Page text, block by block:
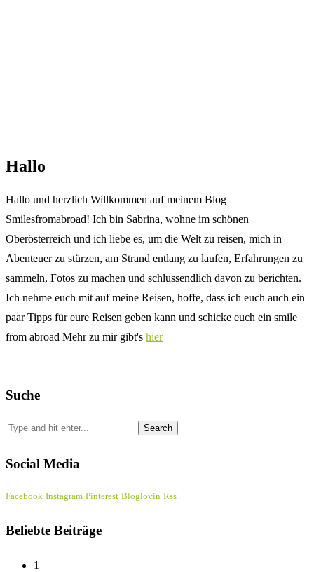
Hallo
Hallo und herzlich Willkommen auf meinem Blog
Smilesfromabroad! Ich bin Sabrina, wohne im schönen
Oberösterreich und ich liebe es, um die Welt zu reisen, mich in
Abenteuer zu stürzen, am Strand entlang zu laufen, Erfahrungen zu
sammeln, Fotos zu machen und schlussendlich davon zu berichten.
Ich nehme euch mit auf meine Reisen, hoffe, dass ich euch auch ein
paar Tipps für eure Reisen geben kann und schicke euch ein smile
from abroad Mehr zu mir gibt's hier
Suche
Social Media
Facebook Instagram Pinterest Bloglovin Rss
Beliebte Beiträge
1